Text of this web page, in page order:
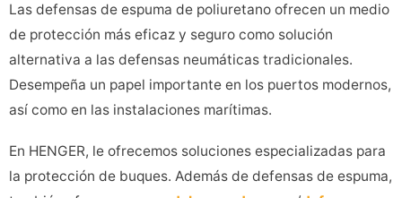
Las defensas de espuma de poliuretano ofrecen un medio
de protección más eficaz y seguro como solución
alternativa a las defensas neumáticas tradicionales.
Desempeña un papel importante en los puertos modernos,
así como en las instalaciones marítimas.
En HENGER, le ofrecemos soluciones especializadas para
la protección de buques. Además de defensas de espuma,